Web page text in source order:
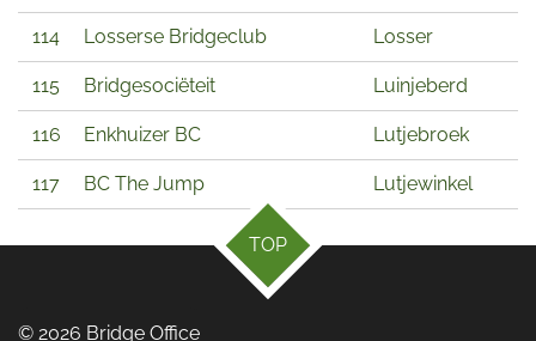
114 Losserse Bridgeclub Losser
115 Bridgesociëteit Luinjeberd
116 Enkhuizer BC Lutjebroek
117 BC The Jump Lutjewinkel
TOP
© 2026 Bridge Office